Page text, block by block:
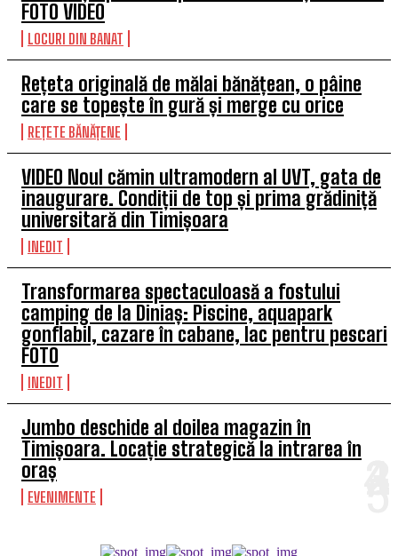
FOTO VIDEO
LOCURI DIN BANAT
Rețeta originală de mălai bănățean, o pâine
care se topește în gură și merge cu orice
REȚETE BĂNĂȚENE
VIDEO Noul cămin ultramodern al UVT, gata de
inaugurare. Condiții de top și prima grădiniță
universitară din Timișoara
INEDIT
Transformarea spectaculoasă a fostului
camping de la Diniaș: Piscine, aquapark
gonflabil, cazare în cabane, lac pentru pescari
FOTO
INEDIT
Jumbo deschide al doilea magazin în
Timișoara. Locație strategică la intrarea în
oraș
EVENIMENTE